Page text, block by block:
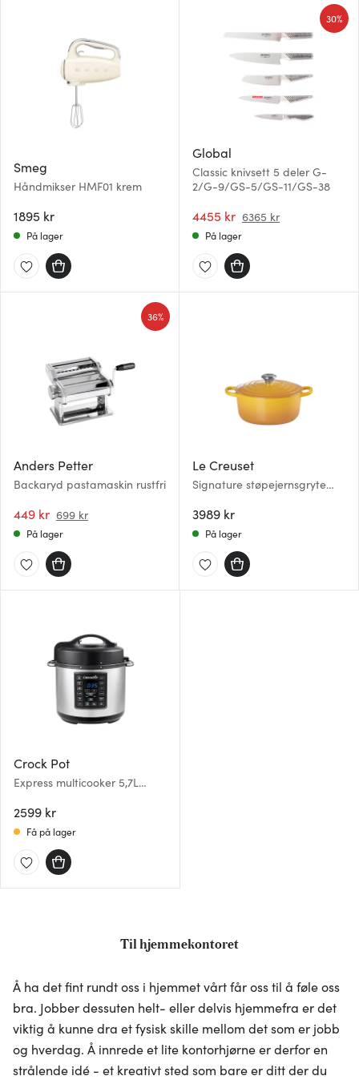
Smeg
Håndmikser HMF01 krem
1895 kr
På lager
Global
Classic knivsett 5 deler G-
2/G-9/GS-5/GS-11/GS-38
4455 kr 6365 kr
30%
På lager
Anders Petter
Backaryd pastamaskin rustfri
449 kr 699 kr
36%
På lager
Le Creuset
Signature støpejernsgryte
3989 kr
På lager
Crock Pot
Express multicooker 5,7L
2599 kr
Få på lager
Til hjemmekontoret
Å ha det fint rundt oss i hjemmet vårt får oss til å føle oss
bra. Jobber dessuten helt- eller delvis hjemmefra er det
viktig å kunne dra et fysisk skille mellom det som er jobb
og hverdag. Å innrede et lite kontorhjørne er derfor en
strålende idé - et kreativt sted som bare er ditt der du